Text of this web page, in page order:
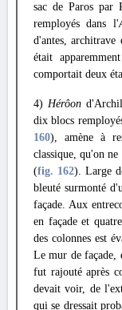
sac de Paros
remployés dans l'
d'antes, architrave
était
comportait deux
4) Hérôon
dix blocs
160), amène à
classique, qu'on
(fig. 162). Large
bleuté surmonté
façade. Aux
en façade et
des colonnes est
Le mur de façade,
fut rajouté après
devait voir, de
qui se dressait